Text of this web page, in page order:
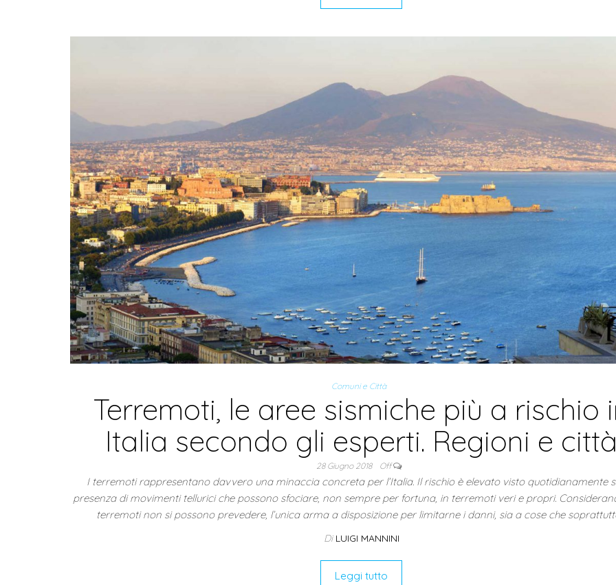
Comuni e Città
Terremoti, le aree sismiche più a rischio
Italia secondo gli esperti. Regioni e
28 Giugno 2018 Off
I terremoti rappresentano davvero una minaccia concreta per l’Italia. Il rischio è elevato visto quotidianamente
presenza di movimenti tellurici che possono sfociare, non sempre per fortuna, in terremoti veri e propri.
terremoti non si possono prevedere, l’unica arma a disposizione per limitarne i danni, sia a cose che
Di LUIGI MANNINI
Leggi tutto